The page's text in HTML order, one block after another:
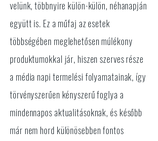
velünk, többnyire külön-külön, néhanapján
együtt is. Ez a műfaj az esetek
többségében meglehetősen múlékony
produktumokkal jár, hiszen szerves része
a média napi termelési folyamatainak, így
törvényszerűen kényszerű foglya a
mindennapos aktualitásoknak, és később
már nem hord különösebben fontos